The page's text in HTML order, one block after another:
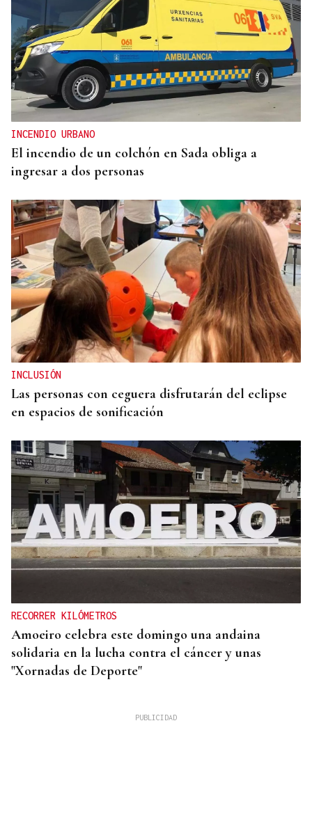
OBITUARIO
Muere a los 50 años el DJ francés Kavinsky, autor
del icónico tema "Nightcall"
INCENDIO URBANO
El incendio de un colchón en Sada obliga a
ingresar a dos personas
INCLUSIÓN
Las personas con ceguera disfrutarán del eclipse
en espacios de sonificación
RECORRER KILÓMETROS
Amoeiro celebra este domingo una andaina
solidaria en la lucha contra el cáncer y unas
"Xornadas de Deporte"